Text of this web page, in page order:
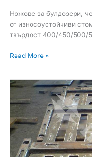
Ножове за булдозери,
от износоустойчиви
твърдост 400/450/500/
Read More »
Скари
вибрационни
сита